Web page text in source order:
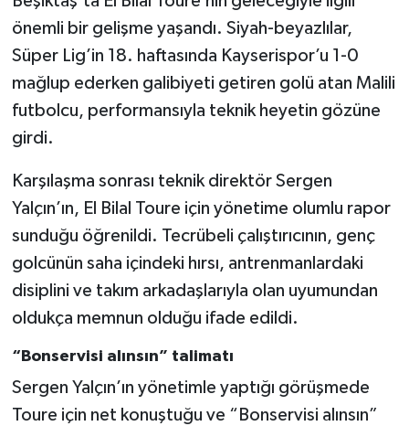
önemli bir gelişme yaşandı. Siyah-beyazlılar,
Süper Lig’in 18. haftasında Kayserispor’u 1-0
mağlup ederken galibiyeti getiren golü atan Malili
futbolcu, performansıyla teknik heyetin gözüne
girdi.
Karşılaşma sonrası teknik direktör Sergen
Yalçın’ın, El Bilal Toure için yönetime olumlu rapor
sunduğu öğrenildi. Tecrübeli çalıştırıcının, genç
golcünün saha içindeki hırsı, antrenmanlardaki
disiplini ve takım arkadaşlarıyla olan uyumundan
oldukça memnun olduğu ifade edildi.
“Bonservisi alınsın” talimatı
Sergen Yalçın’ın yönetimle yaptığı görüşmede
Toure için net konuştuğu ve “Bonservisi alınsın”
Türkiye Basketbol Ligi
Kadınlar Basketbol Ligi
Formula 1
Atletizm
At Yarışı
Boks